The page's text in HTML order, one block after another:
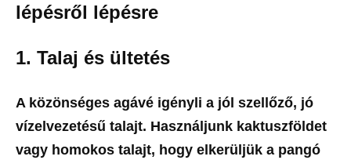
lépésről lépésre
1. Talaj és ültetés
A közönséges agávé igényli a jól szellőző, jó
vízelvezetésű talajt. Használjunk kaktuszföldet
vagy homokos talajt, hogy elkerüljük a pangó